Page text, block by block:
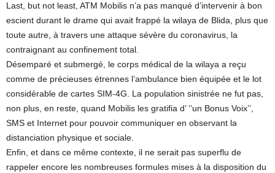
Last, but not least, ATM Mobilis n’a pas manqué d’intervenir à bon
escient durant le drame qui avait frappé la wilaya de Blida, plus que
toute autre, à travers une attaque sévère du coronavirus, la
contraignant au confinement total.
Désemparé et submergé, le corps médical de la wilaya a reçu
comme de précieuses étrennes l’ambulance bien équipée et le lot
considérable de cartes SIM-4G. La population sinistrée ne fut pas,
non plus, en reste, quand Mobilis les gratifia d’ ‘’un Bonus Voix’’,
SMS et Internet pour pouvoir communiquer en observant la
distanciation physique et sociale.
Enfin, et dans ce même contexte, il ne serait pas superflu de
rappeler encore les nombreuses formules mises à la disposition du